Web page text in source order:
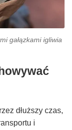
gałązkami igliwia
dłuższy czas,
i